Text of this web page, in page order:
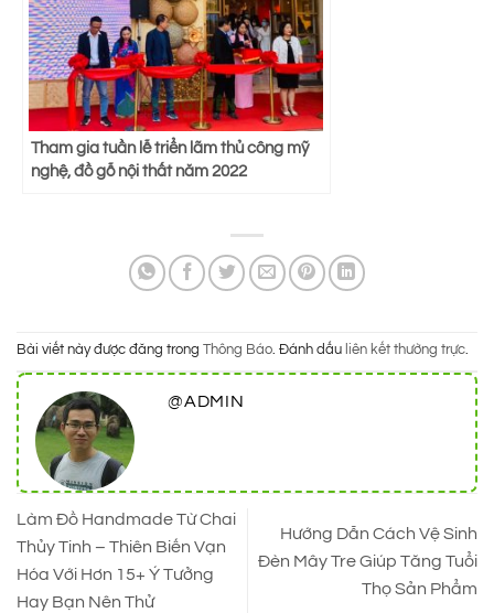
Tham gia tuần lễ triển lãm thủ công mỹ
nghệ, đồ gỗ nội thất năm 2022
Bài viết này được đăng trong Thông Báo. Đánh dấu liên kết thường trực.
@ADMIN
Làm Đồ Handmade Từ Chai
Thủy Tinh – Thiên Biến Vạn
Hóa Với Hơn 15+ Ý Tưởng
Hay Bạn Nên Thử
Hướng Dẫn Cách Vệ Sinh
Đèn Mây Tre Giúp Tăng Tuổi
Thọ Sản Phẩm